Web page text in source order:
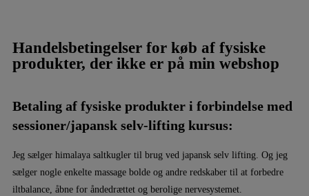
Handelsbetingelser for køb af fysiske
produkter, der ikke er på min webshop
Betaling af fysiske produkter i forbindelse med
sessioner/japansk selv-lifting kursus:
Jeg sælger himalaya saltkugler til brug ved japansk selv lifting. Og jeg
sælger nogle enkelte massage bolde og andre redskaber til at forbedre
iltbalance, åbne for åndedrættet og berolige nervesystemet.